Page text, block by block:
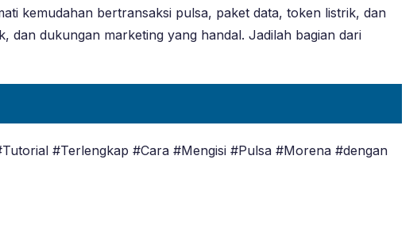
kemudahan bertransaksi pulsa, paket data, token listrik, dan
dan dukungan marketing yang handal. Jadilah bagian dari
#Terlengkap #Cara #Mengisi #Pulsa #Morena #dengan